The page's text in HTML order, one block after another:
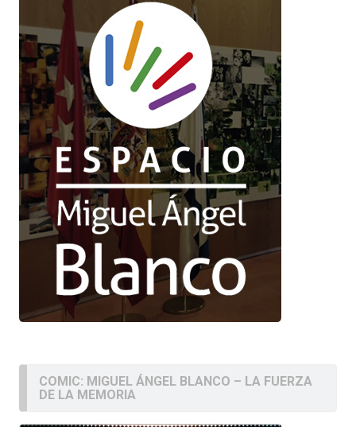
COMIC: MIGUEL ÁNGEL BLANCO – LA FUERZA
DE LA MEMORIA